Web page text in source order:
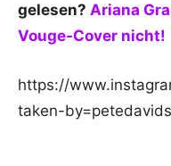
gelesen? Ariana
Vouge-Cover nicht!
https://
taken-